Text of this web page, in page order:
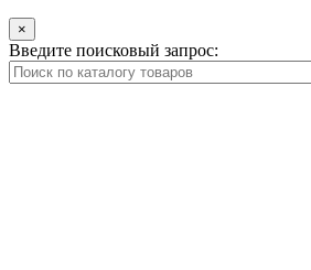
×
Введите поисковый запрос: